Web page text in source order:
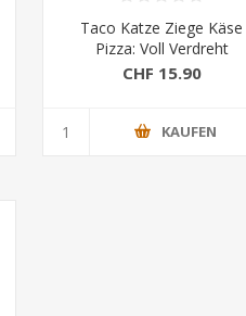
Taco Katze Ziege Käse
Pizza: Voll Verdreht
Erweiterung (Blue Orange)
CHF 15.90
KAUFEN